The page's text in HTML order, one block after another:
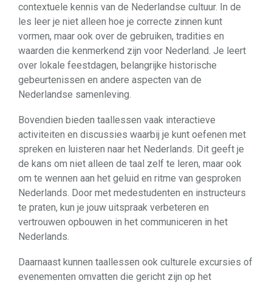
contextuele kennis van de Nederlandse cultuur. In de
les leer je niet alleen hoe je correcte zinnen kunt
vormen, maar ook over de gebruiken, tradities en
waarden die kenmerkend zijn voor Nederland. Je leert
over lokale feestdagen, belangrijke historische
gebeurtenissen en andere aspecten van de
Nederlandse samenleving.
Bovendien bieden taallessen vaak interactieve
activiteiten en discussies waarbij je kunt oefenen met
spreken en luisteren naar het Nederlands. Dit geeft je
de kans om niet alleen de taal zelf te leren, maar ook
om te wennen aan het geluid en ritme van gesproken
Nederlands. Door met medestudenten en instructeurs
te praten, kun je jouw uitspraak verbeteren en
vertrouwen opbouwen in het communiceren in het
Nederlands.
Daarnaast kunnen taallessen ook culturele excursies of
evenementen omvatten die gericht zijn op het